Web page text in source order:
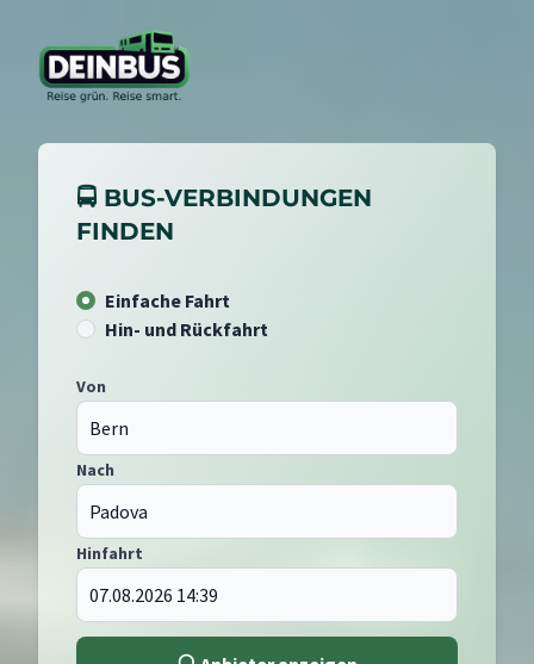
🚍 BUS-VERBINDUNGEN
FINDEN
Einfache Fahrt
Hin- und Rückfahrt
Von
Nach
Hinfahrt